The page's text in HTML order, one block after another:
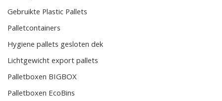
Gebruikte Plastic Pallets
Palletcontainers
Hygiene pallets gesloten dek
Lichtgewicht export pallets
Palletboxen BIGBOX
Palletboxen EcoBins